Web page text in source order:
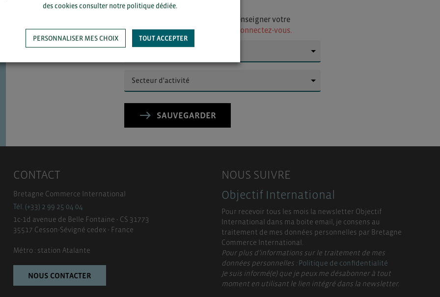
Pour voir les contacts, merci de renseigner votre
département et votre secteur
ou connectez-vous.
SAUVEGARDER
CONTACT
Bretagne Commerce International
Tél. (+33) 2 99 25 04 04
1c-1d avenue de Belle Fontaine - CS 31773
35517 Cesson-Sévigné cedex - France
Métro : station Atalante
NOUS CONTACTER
NOUS SUIVRE
Objectif International
Pour recevoir tous les mois la newsletter Objectif
International dans ma boite email, je consens au
traitement de mes données personnelles par Bretagne
Commerce International.
Pour plus d’informations sur le traitement de mes
données personnelles :Politique de confidentialité
Je suis informé(e) que je peux me désabonner à tout
moment en utilisant le lien intégré dans la newsletter.
des cookies consulter notre politique dédiée.
PERSONNALISER MES CHOIX TOUT ACCEPTER